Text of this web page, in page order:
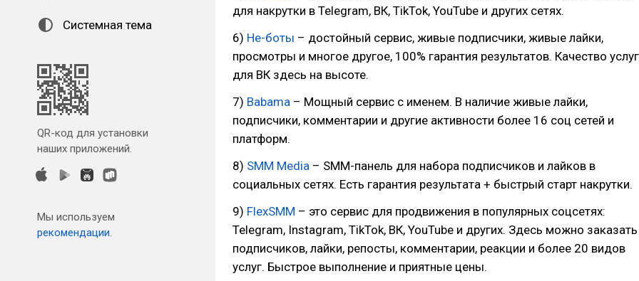
Системная тема
QR-код для установки
наших приложений.
Мы используем
рекомендации.
для накрутки в Telegram, ВК, TikTok, YouTube и других сетях.
6) Не-боты – достойный сервис, живые подписчики, живые лайки,
просмотры и многое другое, 100% гарантия результатов. Качество услуг
для ВК здесь на высоте.
7) Babama – Мощный сервис с именем. В наличие живые лайки,
подписчики, комментарии и другие активности более 16 соц сетей и
платформ.
8) SMM Media – SMM-панель для набора подписчиков и лайков в
социальных сетях. Есть гарантия результата + быстрый старт накрутки.
9) FlexSMM – это сервис для продвижения в популярных соцсетях:
Telegram, Instagram, TikTok, ВК, YouTube и других. Здесь можно заказать
подписчиков, лайки, репосты, комментарии, реакции и более 20 видов
услуг. Быстрое выполнение и приятные цены.